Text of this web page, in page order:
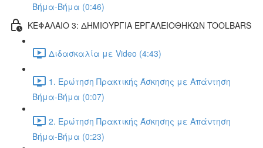
Βήμα-Βήμα (0:46)
ΚΕΦΑΛΑΙΟ 3: ΔΗΜΙΟΥΡΓΙΑ ΕΡΓΑΛΕΙΟΘΗΚΩΝ TOOLBARS
Διδασκαλία με Video (4:43)
1. Ερώτηση Πρακτικής Άσκησης με Απάντηση
Βήμα-Βήμα (0:07)
2. Ερώτηση Πρακτικής Άσκησης με Απάντηση
Βήμα-Βήμα (0:23)